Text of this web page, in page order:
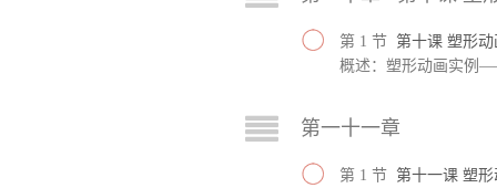
第 1 节 第十课 塑形
概述：塑形动画实例
第一十一章
第 1 节 第十一课 塑